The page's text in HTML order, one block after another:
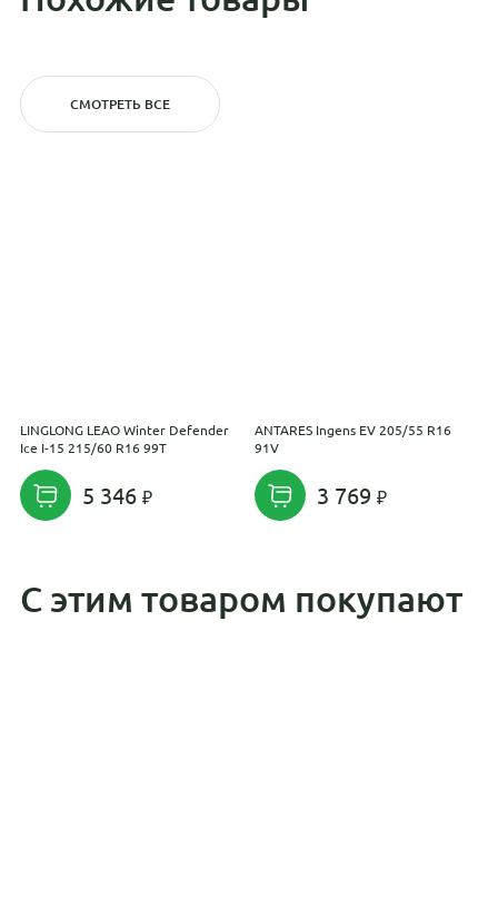
СМОТРЕТЬ ВСЕ
LINGLONG LEAO Winter Defender
Ice I-15 215/60 R16 99T
5 346
ANTARES Ingens EV 205/55 R16
91V
3 769
С этим товаром покупают